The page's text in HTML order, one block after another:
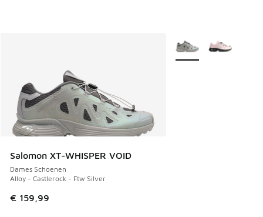
Salomon XT-WHISPER VOID
Dames Schoenen
Alloy - Castlerock - Ftw Silver
€ 159,99
Meer kleuren